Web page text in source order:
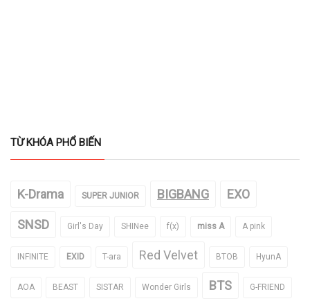
TỪ KHÓA PHỔ BIẾN
K-Drama SUPER JUNIOR BIGBANG EXO
SNSD Girl's Day SHINee f(x) miss A A pink
INFINITE EXID T-ara Red Velvet BTOB HyunA
AOA BEAST SISTAR Wonder Girls BTS G-FRIEND